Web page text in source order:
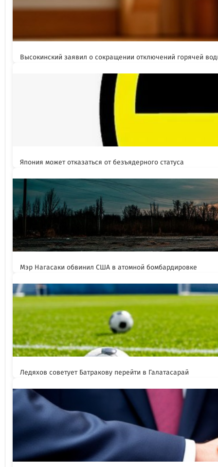
Высокинский заявил о сокращении отключений горячей
Япония может отказаться от безъядерного статуса
Мэр Нагасаки обвинил США в атомной бомбардировке
Ледяхов советует Батракову перейти в Галатасарай